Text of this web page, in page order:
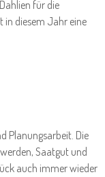
für die
in diesem Jahr eine
Planungsarbeit. Die
Saatgut und
auch immer wieder